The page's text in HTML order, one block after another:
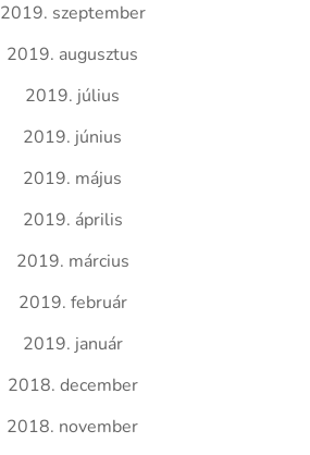
2019. szeptember
2019. augusztus
2019. július
2019. június
2019. május
2019. április
2019. március
2019. február
2019. január
2018. december
2018. november